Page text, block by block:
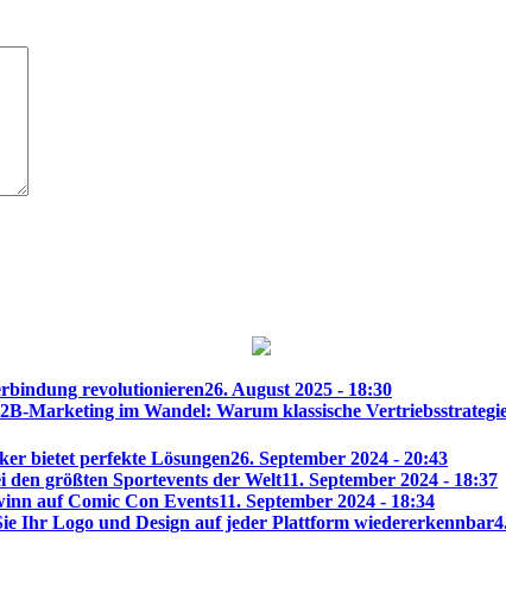
revolutionieren26. August 2025 - 18:30
Marketing im Wandel: Warum klassische
bietet perfekte Lösungen26. September 2024 - 20:43
größten Sportevents der Welt11. September 2024 - 18:37
auf Comic Con Events11. September 2024 - 18:34
Ihr Logo und Design auf jeder Plattform wiedererkennbar